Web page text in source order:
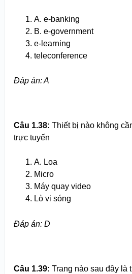
A. e-banking
B. e-government
e-learning
teleconference
Đáp án: A
Câu 1.38: Thiết bị nào không
trực tuyến
A. Loa
Micro
Máy quay video
Lò vi sóng
Đáp án: D
Câu 1.39: Trang nào sau đây là